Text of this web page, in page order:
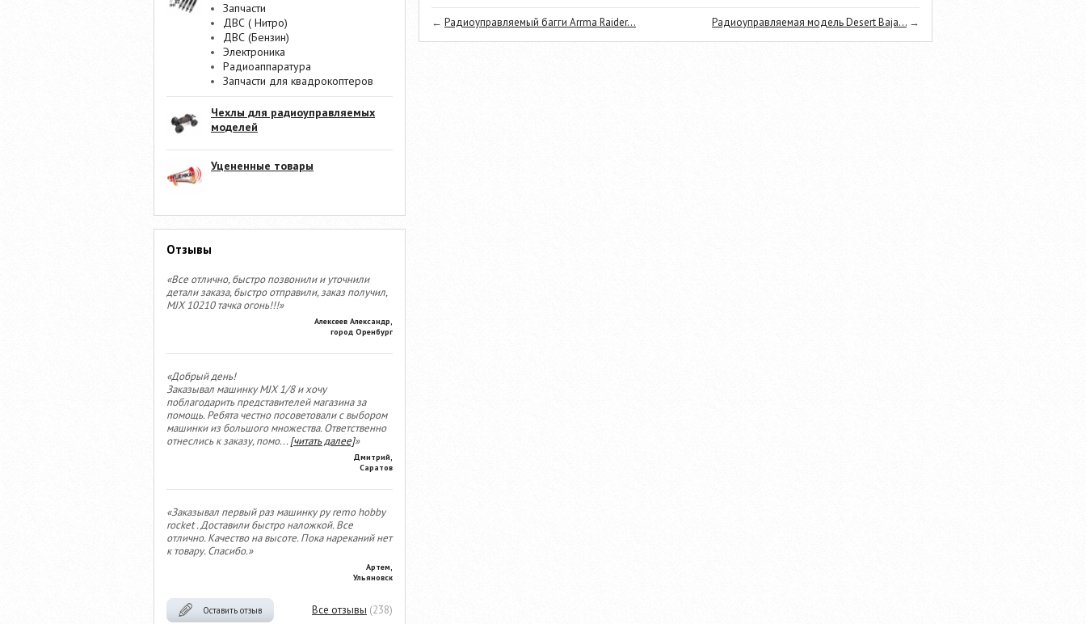
Запчасти
ДВС ( Нитро)
ДВС (Бензин)
Электроника
Радиоаппаратура
Запчасти для квадрокоптеров
Чехлы для радиоуправляемых
моделей
Уцененные товары
Отзывы
«Все отлично, быстро позвонили и уточнили
детали заказа, быстро отправили, заказ получил,
MJX 10210 тачка огонь!!!»
Алексеев Александр,
город Оренбург
«Добрый день!
Заказывал машинку MJX 1/8 и хочу
поблагодарить представителей магазина за
помощь. Ребята честно посоветовали с выбором
машинки из большого множества. Ответственно
отнеслись к заказу, помо...[читать далее]»
Дмитрий,
Саратов
«Заказывал первый раз машинку ру remo hobby
rocket . Доставили быстро наложкой. Все
отлично. Качество на высоте. Пока нареканий нет
к товару. Спасибо.»
Артем,
Ульяновск
Оставить отзыв Все отзывы (238)
← Радиоуправляемый багги Arrma Raider... Радиоуправляемая модель Desert Baja... →